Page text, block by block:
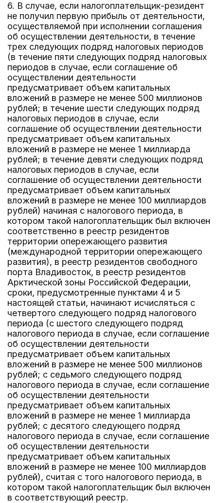
6. В случае, если налогоплательщик-резидент
не получил первую прибыль от деятельности,
осуществляемой при исполнении соглашения
об осуществлении деятельности, в течение
трех следующих подряд налоговых периодов
(в течение пяти следующих подряд налоговых
периодов в случае, если соглашение об
осуществлении деятельности
предусматривает объем капитальных
вложений в размере не менее 500 миллионов
рублей; в течение шести следующих подряд
налоговых периодов в случае, если
соглашение об осуществлении деятельности
предусматривает объем капитальных
вложений в размере не менее 1 миллиарда
рублей; в течение девяти следующих подряд
налоговых периодов в случае, если
соглашение об осуществлении деятельности
предусматривает объем капитальных
вложений в размере не менее 100 миллиардов
рублей) начиная с налогового периода, в
котором такой налогоплательщик был включен
соответственно в реестр резидентов
территории опережающего развития
(международной территории опережающего
развития), в реестр резидентов свободного
порта Владивосток, в реестр резидентов
Арктической зоны Российской Федерации,
сроки, предусмотренные пунктами 4 и 5
настоящей статьи, начинают исчисляться с
четвертого следующего подряд налогового
периода (с шестого следующего подряд
налогового периода в случае, если соглашение
об осуществлении деятельности
предусматривает объем капитальных
вложений в размере не менее 500 миллионов
рублей; с седьмого следующего подряд
налогового периода в случае, если соглашение
об осуществлении деятельности
предусматривает объем капитальных
вложений в размере не менее 1 миллиарда
рублей; с десятого следующего подряд
налогового периода в случае, если соглашение
об осуществлении деятельности
предусматривает объем капитальных
вложений в размере не менее 100 миллиардов
рублей), считая с того налогового периода, в
котором такой налогоплательщик был включен
в соответствующий реестр.